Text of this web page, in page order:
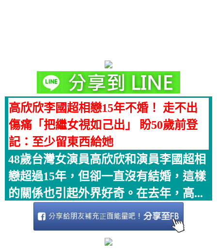
高欣欣李國超相戀15年不婚！ 走不出
傷痛「把繼女視如己出」 盼50歲前登
記：至少留東西給她
48歲台灣女演員高欣欣和演員李國超相
戀超過15年，但卻一直沒有結婚，這樣
的關係也引起外界好奇。在去年，高...